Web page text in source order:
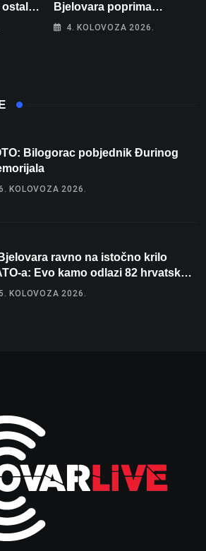
ostala
Bjelovara poprima
jesenski izgled
4. KOLOVOZA 2026.
Bilogorac pobjednik Đurinog
KOLOVOZA 2026.
ravno na istočno krilo
a: Evo kamo odlazi 82 hrvatska
i 6 vojnikinja
5. KOLOVOZA 2026.